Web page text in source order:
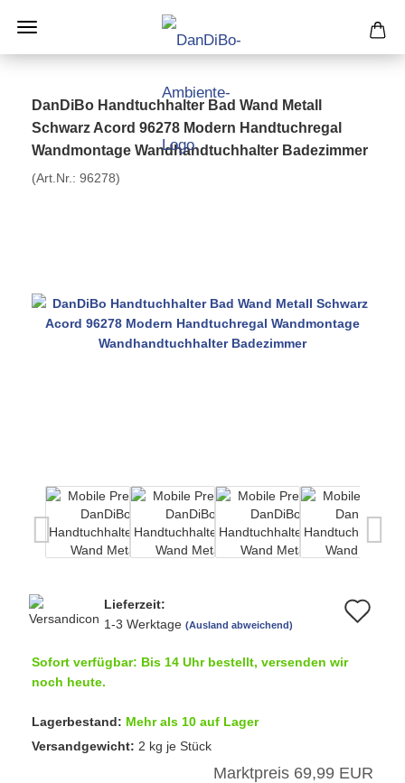
DanDiBo Handtuchhalter Bad Wand Metall
Schwarz Acord 96278 Modern Handtuchregal
Wandmontage Wandhandtuchhalter Badezimmer
(Art.Nr.: 96278)
Lieferzeit:
1-3 Werktage (Ausland abweichend)
Sofort verfügbar: Bis 14 Uhr bestellt, versenden wir
noch heute.
Lagerbestand: Mehr als 10 auf Lager
Versandgewicht: 2 kg je Stück
Marktpreis 69,99 EUR